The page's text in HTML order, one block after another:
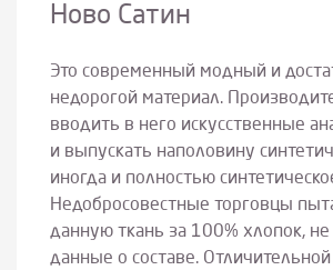
Ново Сатин
Это современный модный и
недорогой материал.
вводить в него искусственные
и выпускать наполовину
иногда и полностью
Недобросовестные торговцы
данную ткань за 100% хлопок,
данные о составе. Отличительной